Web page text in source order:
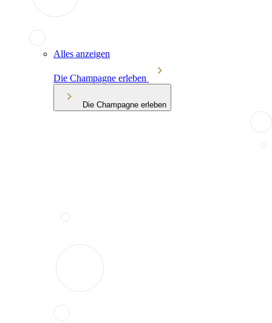
Alles anzeigen
Die Champagne erleben
Die Champagne erleben